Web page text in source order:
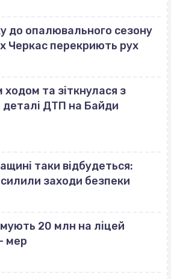
до опалювального сезону
Черкас перекриють рух
ходом та зіткнулася з
деталі ДТП на Байди
таки відбудеться:
заходи безпеки
20 млн на ліцей
мер